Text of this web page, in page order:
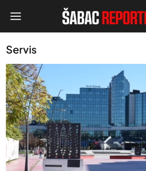
Servis